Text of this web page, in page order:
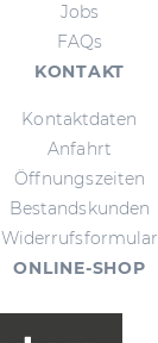
Jobs
FAQs
KONTAKT
Kontaktdaten
Anfahrt
Öffnungszeiten
Bestandskunden
Widerrufsformular
ONLINE-SHOP